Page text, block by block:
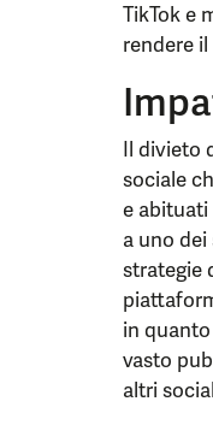
TikTok e
rendere
Il divieto
sociale
e abituati
a uno
strategie
in
vasto
altri